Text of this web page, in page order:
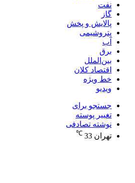
نفت
گاز
پالایش و پخش
پتروشیمی
آب
برق
بین‌الملل
اقتصاد کلان
خط ویژه
ویدیو
جستجو برای
تغییر پوسته
نوشته تصادفی
تهران 33
℃